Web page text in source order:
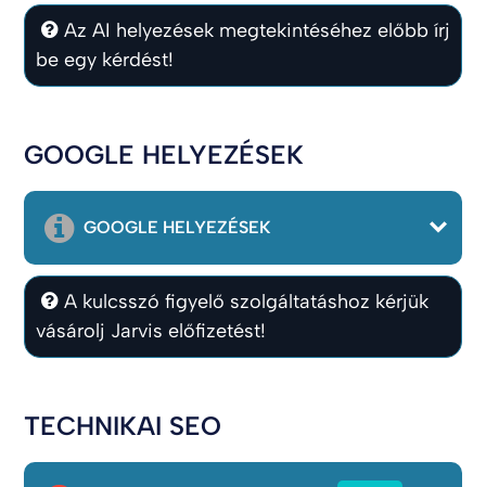
Az AI helyezések megtekintéséhez előbb írj
be egy kérdést!
GOOGLE HELYEZÉSEK
GOOGLE HELYEZÉSEK
A kulcsszó figyelő szolgáltatáshoz kérjük
vásárolj Jarvis előfizetést!
TECHNIKAI SEO